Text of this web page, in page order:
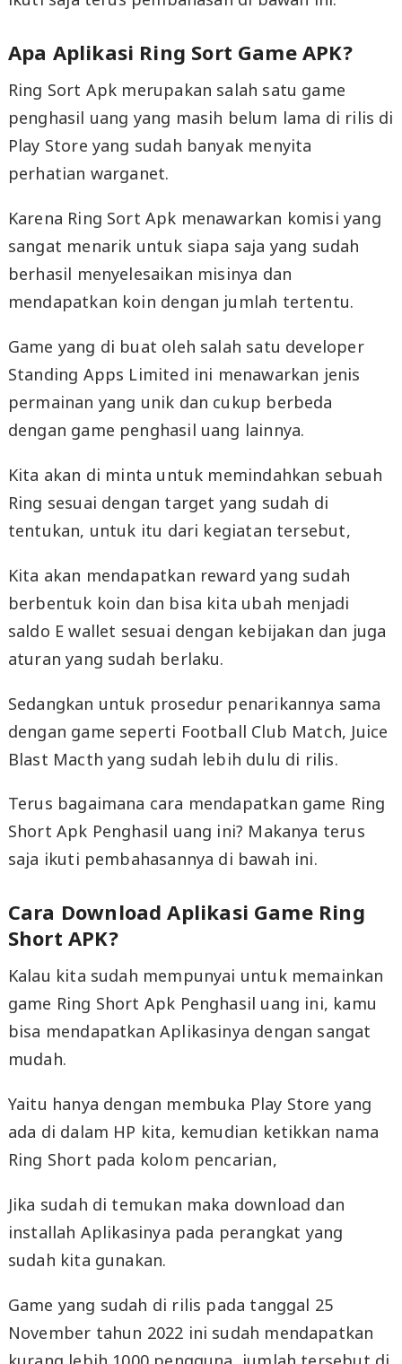
Apa Aplikasi Ring Sort Game APK?
Ring Sort Apk merupakan salah satu game
penghasil uang yang masih belum lama di rilis di
Play Store yang sudah banyak menyita
perhatian warganet.
Karena Ring Sort Apk menawarkan komisi yang
sangat menarik untuk siapa saja yang sudah
berhasil menyelesaikan misinya dan
mendapatkan koin dengan jumlah tertentu.
Game yang di buat oleh salah satu developer
Standing Apps Limited ini menawarkan jenis
permainan yang unik dan cukup berbeda
dengan game penghasil uang lainnya.
Kita akan di minta untuk memindahkan sebuah
Ring sesuai dengan target yang sudah di
tentukan, untuk itu dari kegiatan tersebut,
Kita akan mendapatkan reward yang sudah
berbentuk koin dan bisa kita ubah menjadi
saldo E wallet sesuai dengan kebijakan dan juga
aturan yang sudah berlaku.
Sedangkan untuk prosedur penarikannya sama
dengan game seperti Football Club Match, Juice
Blast Macth yang sudah lebih dulu di rilis.
Terus bagaimana cara mendapatkan game Ring
Short Apk Penghasil uang ini? Makanya terus
saja ikuti pembahasannya di bawah ini.
Cara Download Aplikasi Game Ring
Short APK?
Kalau kita sudah mempunyai untuk memainkan
game Ring Short Apk Penghasil uang ini, kamu
bisa mendapatkan Aplikasinya dengan sangat
mudah.
Yaitu hanya dengan membuka Play Store yang
ada di dalam HP kita, kemudian ketikkan nama
Ring Short pada kolom pencarian,
Jika sudah di temukan maka download dan
installah Aplikasinya pada perangkat yang
sudah kita gunakan.
Game yang sudah di rilis pada tanggal 25
November tahun 2022 ini sudah mendapatkan